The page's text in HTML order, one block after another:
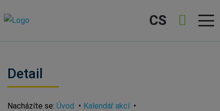
CS
Detail
Nacházíte se: Úvod Kalendář akcí